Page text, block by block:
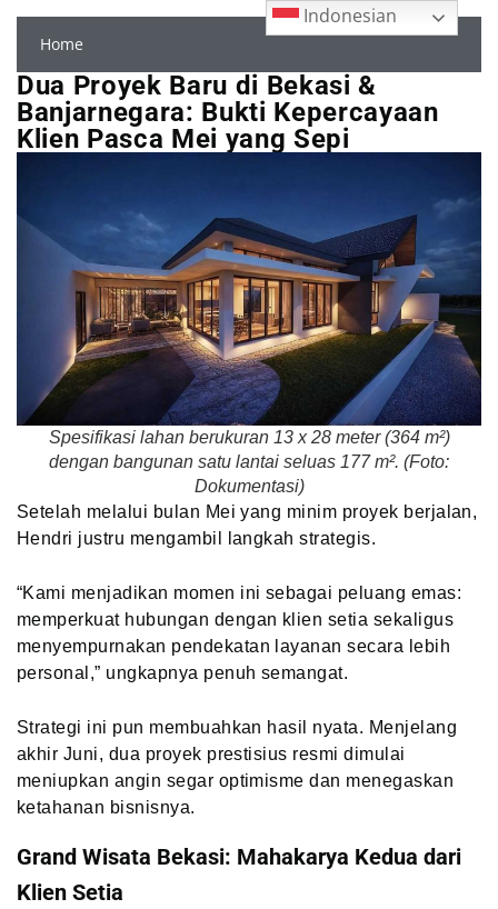
Home
Dua Proyek Baru di Bekasi &
Banjarnegara: Bukti Kepercayaan
Klien Pasca Mei yang Sepi
Spesifikasi lahan berukuran 13 x 28 meter (364 m²)
dengan bangunan satu lantai seluas 177 m². (Foto:
Dokumentasi)
Setelah melalui bulan Mei yang minim proyek berjalan,
Hendri justru mengambil langkah strategis.
“Kami menjadikan momen ini sebagai peluang emas:
memperkuat hubungan dengan klien setia sekaligus
menyempurnakan pendekatan layanan secara lebih
personal,” ungkapnya penuh semangat.
Strategi ini pun membuahkan hasil nyata. Menjelang
akhir Juni, dua proyek prestisius resmi dimulai
meniupkan angin segar optimisme dan menegaskan
ketahanan bisnisnya.
Grand Wisata Bekasi: Mahakarya Kedua dari
Klien Setia
Indonesian